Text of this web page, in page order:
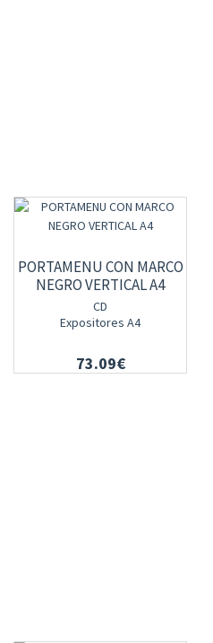
PORTAMENU CON MARCO
NEGRO VERTICAL A4
CD
Expositores A4
73.09€